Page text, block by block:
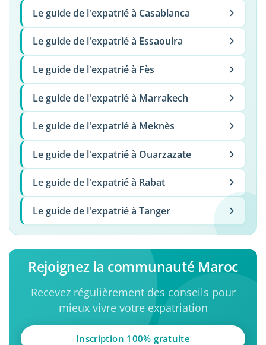
Le guide de l'expatrié à Casablanca
Le guide de l'expatrié à Essaouira
Le guide de l'expatrié à Fès
Le guide de l'expatrié à Marrakech
Le guide de l'expatrié à Meknès
Le guide de l'expatrié à Ouarzazate
Le guide de l'expatrié à Rabat
Le guide de l'expatrié à Tanger
Rejoignez la communauté Maroc
Recevez régulièrement des conseils pour
mieux vivre votre expatriation
Inscription 100% gratuite